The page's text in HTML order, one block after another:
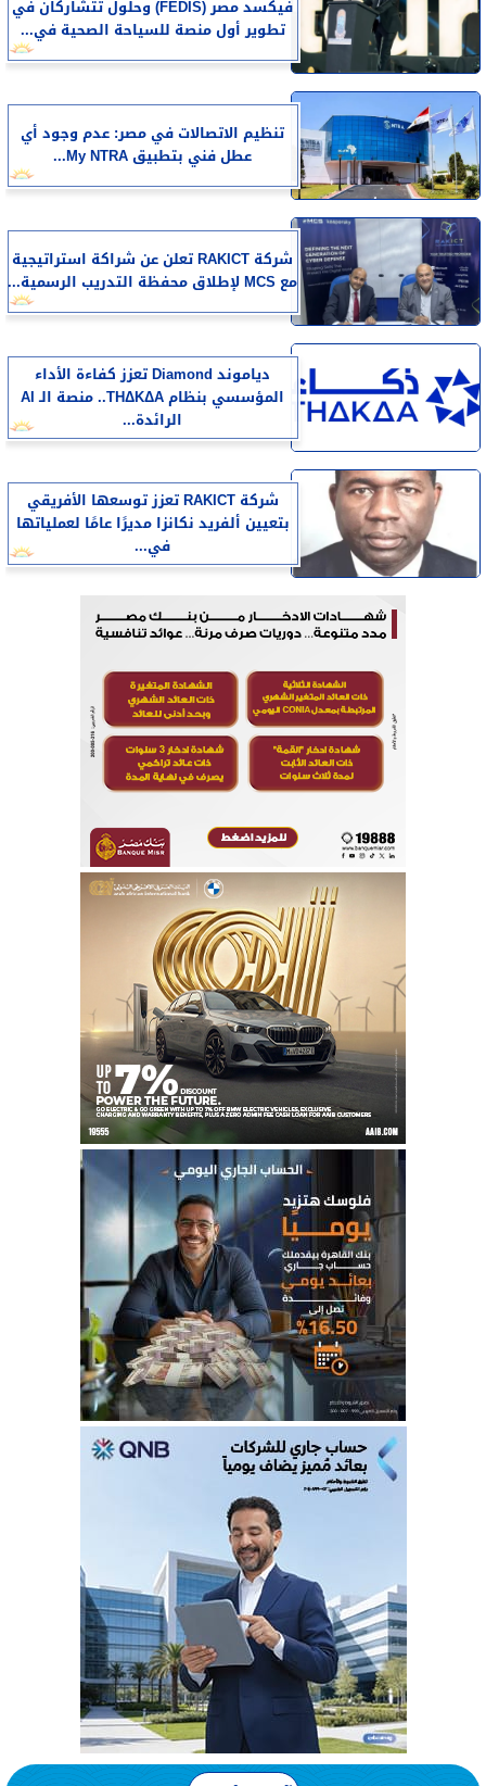
فيكسد مصر (FEDIS) وحلول تتشاركان في
تطوير أول منصة للسياحة الصحية في...
تنظيم الاتصالات في مصر: عدم وجود أي
عطل فني بتطبيق My NTRA...
شركة RAKICT تعلن عن شراكة استراتيجية
مع MCS لإطلاق محفظة التدريب الرسمية...
دياموند Diamond تعزز كفاءة الأداء
المؤسسي بنظام THΔKΔA.. منصة الـ AI
الرائدة...
شركة RAKICT تعزز توسعها الأفريقي
بتعيين ألفريد نكانزا مديرًا عامًا لعملياتها
في...